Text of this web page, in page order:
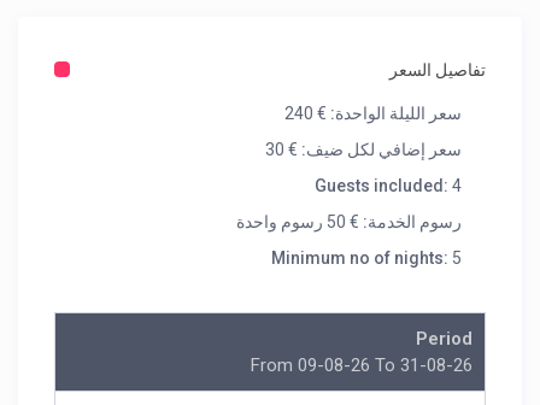
تفاصيل السعر
سعر الليلة الواحدة: € 240
سعر إضافي لكل ضيف: € 30
Guests included: 4
رسوم الخدمة: € 50 رسوم واحدة
Minimum no of nights: 5
Period
From 09-08-26 To 31-08-26